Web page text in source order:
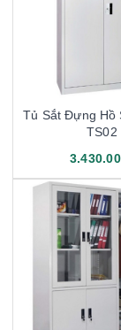
Tủ Sắt Đựng Hồ
TS02